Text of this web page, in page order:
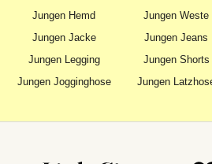
Jungen Hemd
Jungen Weste
Jungen Jacke
Jungen Jeans
Jungen Legging
Jungen Shorts
Jungen Jogginghose
Jungen